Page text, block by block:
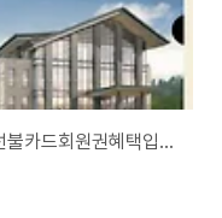
샴발라cc무기명선불카드회원권,법인선불카드회원권혜택입니다.